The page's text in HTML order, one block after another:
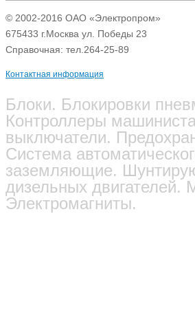
© 2002-2016 ОАО «Электропром»
675433 г.Москва ул. Победы 23
Справочная: тел.264-25-89
Контактная информация
Блоки. Блокировки
Контроллеры
выключатели.
Система
заземляющие.
дизельных двигателей.
Электромагниты.